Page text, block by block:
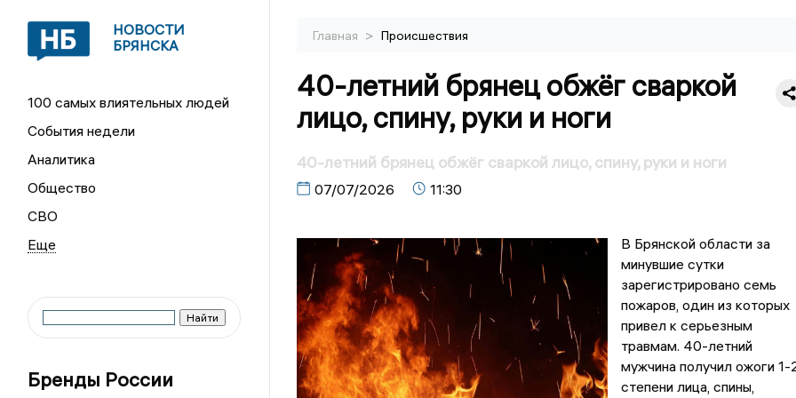
НОВОСТИ
БРЯНСКА
100 самых влиятельных людей
События недели
Аналитика
Общество
СВО
Бренды России
Главная > Происшествия
40-летний брянец обжёг сваркой
лицо, спину, руки и ноги
40-летний брянец обжёг сваркой лицо, спину, руки и ноги
07/07/2026 11:30
В Брянской области за
минувшие сутки
зарегистрировано семь
пожаров, один из которых
привел к серьезным
травмам. 40-летний
мужчина получил ожоги 1-
степени лица, спины,